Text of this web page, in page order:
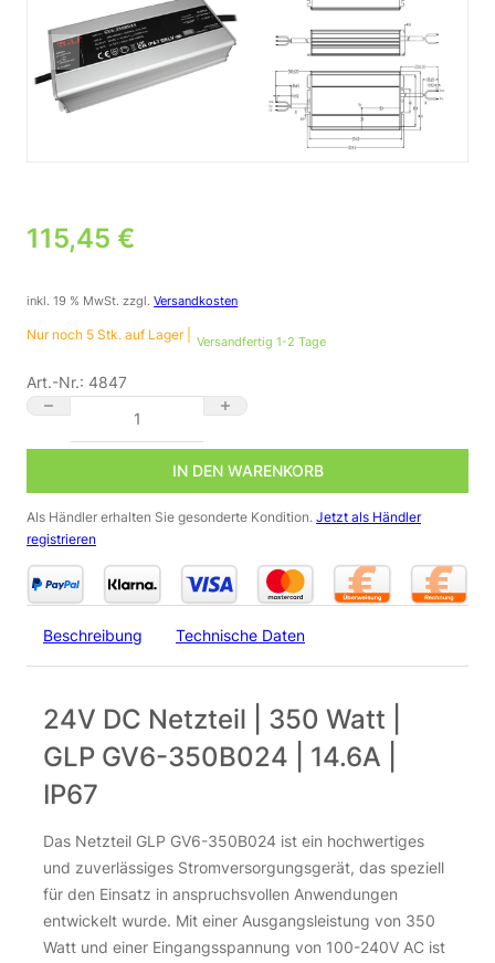
115,45 €
inkl. 19 % MwSt. zzgl.Versandkosten
Nur noch 5 Stk. auf Lager | Versandfertig 1-2 Tage
Art.-Nr.: 4847
24V DC Netzteil | 350 Watt | GLP GV6-350B024 | 14.6A | IP67
IN DEN WARENKORB
Als Händler erhalten Sie gesonderte Kondition. Jetzt als Händler
registrieren
Beschreibung Technische Daten
24V DC Netzteil | 350 Watt |
GLP GV6-350B024 | 14.6A |
IP67
Das Netzteil GLP GV6-350B024 ist ein hochwertiges
und zuverlässiges Stromversorgungsgerät, das speziell
für den Einsatz in anspruchsvollen Anwendungen
entwickelt wurde. Mit einer Ausgangsleistung von 350
Watt und einer Eingangsspannung von 100-240V AC ist